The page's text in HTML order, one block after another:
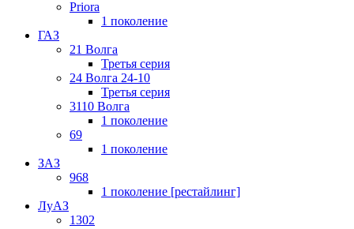
Priora
1 поколение
ГАЗ
21 Волга
Третья серия
24 Волга 24-10
Третья серия
3110 Волга
1 поколение
69
1 поколение
ЗАЗ
968
1 поколение [рестайлинг]
ЛуАЗ
1302